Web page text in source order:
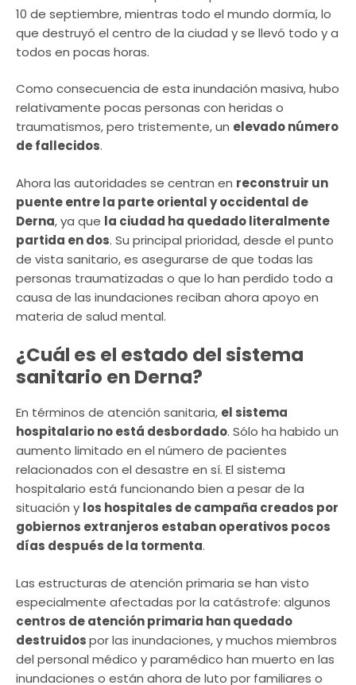
10 de septiembre, mientras todo el mundo dormía, lo
que destruyó el centro de la ciudad y se llevó todo y a
todos en pocas horas.
Como consecuencia de esta inundación masiva, hubo
relativamente pocas personas con heridas o
traumatismos, pero tristemente, un elevado número
de fallecidos.
Ahora las autoridades se centran en reconstruir un
puente entre la parte oriental y occidental de
Derna, ya que la ciudad ha quedado literalmente
partida en dos. Su principal prioridad, desde el punto
de vista sanitario, es asegurarse de que todas las
personas traumatizadas o que lo han perdido todo a
causa de las inundaciones reciban ahora apoyo en
materia de salud mental.
¿Cuál es el estado del sistema
sanitario en Derna?
En términos de atención sanitaria, el sistema
hospitalario no está desbordado. Sólo ha habido un
aumento limitado en el número de pacientes
relacionados con el desastre en sí. El sistema
hospitalario está funcionando bien a pesar de la
situación y los hospitales de campaña creados por
gobiernos extranjeros estaban operativos pocos
días después de la tormenta.
Las estructuras de atención primaria se han visto
especialmente afectadas por la catástrofe: algunos
centros de atención primaria han quedado
destruidospor las inundaciones, y muchos miembros
del personal médico y paramédico han muerto en las
inundaciones o están ahora de luto por familiares o